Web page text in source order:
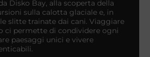
Disko Bay, alla scoperta della
sulla calotta glaciale e, in
slitte trainate dai cani. Viaggiare
ci permette di condividere ogni
paesaggi unici e vivere